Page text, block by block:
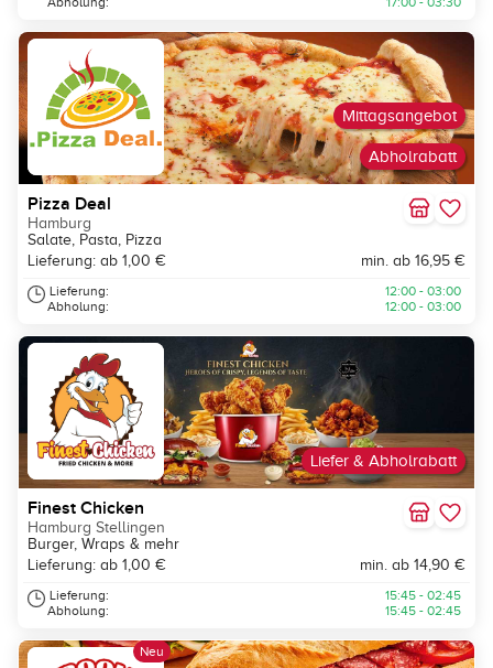
Abholrabatt
Mittagsangebot
Pizza Deal
Hamburg
Salate, Pasta, Pizza
Lieferung: ab 1,00 €
min. ab 16,95 €
Lieferung:
Abholung:
12:00 - 03:00
12:00 - 03:00
Liefer & Abholrabatt
Finest Chicken
Hamburg Stellingen
Burger, Wraps & mehr
Lieferung: ab 1,00 €
min. ab 14,90 €
Lieferung:
Abholung:
15:45 - 02:45
15:45 - 02:45
Neu